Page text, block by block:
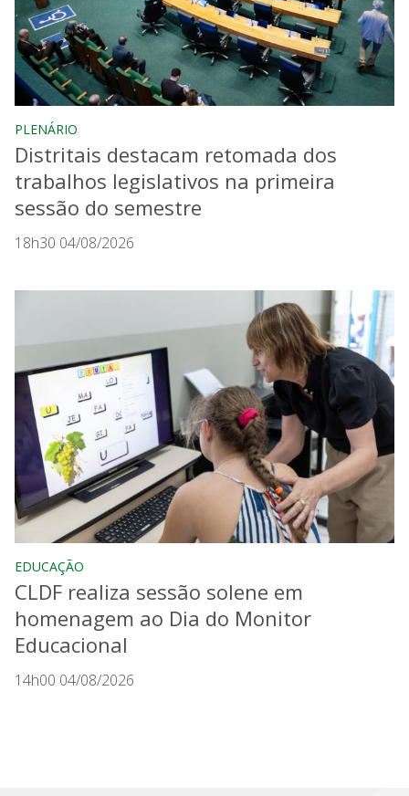
PLENÁRIO
Distritais destacam retomada dos
trabalhos legislativos na primeira
sessão do semestre
18h30 04/08/2026
EDUCAÇÃO
CLDF realiza sessão solene em
homenagem ao Dia do Monitor
Educacional
14h00 04/08/2026